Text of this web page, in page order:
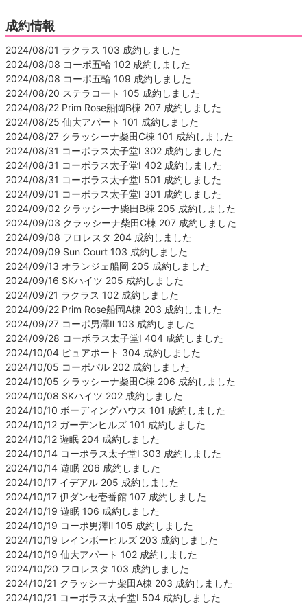
成約情報
2024/08/01 ラクラス 103 成約しました
2024/08/08 コーポ五輪 102 成約しました
2024/08/08 コーポ五輪 109 成約しました
2024/08/20 ステラコート 105 成約しました
2024/08/22 Prim Rose船岡B棟 207 成約しました
2024/08/25 仙大アパート 101 成約しました
2024/08/27 クラッシーナ柴田C棟 101 成約しました
2024/08/31 コーポラス太子堂Ⅰ 302 成約しました
2024/08/31 コーポラス太子堂Ⅰ 402 成約しました
2024/08/31 コーポラス太子堂Ⅰ 501 成約しました
2024/09/01 コーポラス太子堂Ⅰ 301 成約しました
2024/09/02 クラッシーナ柴田B棟 205 成約しました
2024/09/03 クラッシーナ柴田C棟 207 成約しました
2024/09/08 フロレスタ 204 成約しました
2024/09/09 Sun Court 103 成約しました
2024/09/13 オランジェ船岡 205 成約しました
2024/09/16 SKハイツ 205 成約しました
2024/09/21 ラクラス 102 成約しました
2024/09/22 Prim Rose船岡A棟 203 成約しました
2024/09/27 コーポ男澤Ⅱ 103 成約しました
2024/09/28 コーポラス太子堂Ⅰ 404 成約しました
2024/10/04 ピュアポート 304 成約しました
2024/10/05 コーポパル 202 成約しました
2024/10/05 クラッシーナ柴田C棟 206 成約しました
2024/10/08 SKハイツ 202 成約しました
2024/10/10 ボーディングハウス 101 成約しました
2024/10/12 ガーデンヒルズ 101 成約しました
2024/10/12 遊眠 204 成約しました
2024/10/14 コーポラス太子堂Ⅰ 303 成約しました
2024/10/14 遊眠 206 成約しました
2024/10/17 イデアル 205 成約しました
2024/10/17 伊ダンセ壱番館 107 成約しました
2024/10/19 遊眠 106 成約しました
2024/10/19 コーポ男澤Ⅱ 105 成約しました
2024/10/19 レインボーヒルズ 203 成約しました
2024/10/19 仙大アパート 102 成約しました
2024/10/20 フロレスタ 103 成約しました
2024/10/21 クラッシーナ柴田A棟 203 成約しました
2024/10/21 コーポラス太子堂Ⅰ 504 成約しました